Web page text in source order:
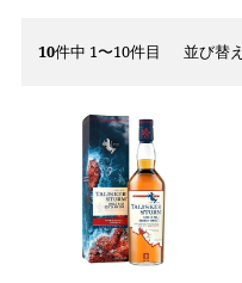
10件中 1〜10件目 並び替え